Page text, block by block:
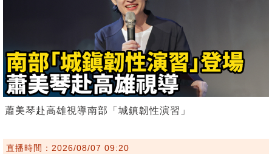
蕭美琴赴高雄視導南部「城鎮韌性演習」
直播時間：2026/08/07 09:20